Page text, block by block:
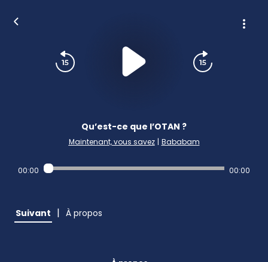
Qu’est-ce que l’OTAN ?
Maintenant, vous savez | Bababam
00:00 00:00
Suivant | À propos